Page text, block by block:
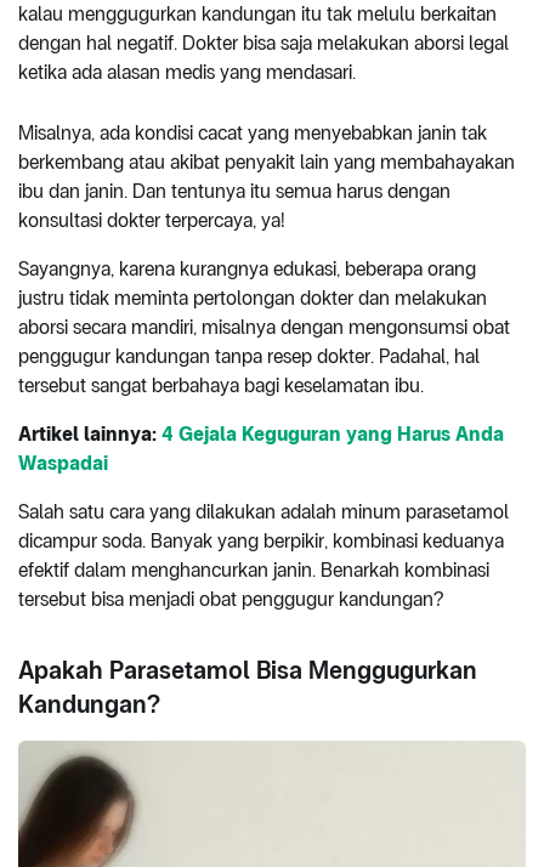
kalau menggugurkan kandungan itu tak melulu berkaitan
dengan hal negatif. Dokter bisa saja melakukan aborsi legal
ketika ada alasan medis yang mendasari.
Misalnya, ada kondisi cacat yang menyebabkan janin tak
berkembang atau akibat penyakit lain yang membahayakan
ibu dan janin. Dan tentunya itu semua harus dengan
konsultasi dokter terpercaya, ya!
Sayangnya, karena kurangnya edukasi, beberapa orang
justru tidak meminta pertolongan dokter dan melakukan
aborsi secara mandiri, misalnya dengan mengonsumsi obat
penggugur kandungan tanpa resep dokter. Padahal, hal
tersebut sangat berbahaya bagi keselamatan ibu.
Artikel lainnya: 4 Gejala Keguguran yang Harus Anda
Waspadai
Salah satu cara yang dilakukan adalah minum parasetamol
dicampur soda. Banyak yang berpikir, kombinasi keduanya
efektif dalam menghancurkan janin. Benarkah kombinasi
tersebut bisa menjadi obat penggugur kandungan?
Apakah Parasetamol Bisa Menggugurkan
Kandungan?